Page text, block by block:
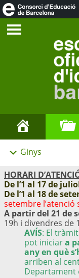
Ginys
HORARI
De l’1 al 17 de
De l’1 al 18 de
setembre l’atenció
A partir del 21 de
19h i divendres de
AVÍS: El
pot iniciara
any en què
arriben al
Departament